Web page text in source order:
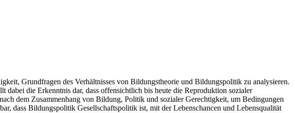
Grundfragen des Verhältnisses von Bildungstheorie und Bildungspolitik zu analysieren.
dabei die Erkenntnis dar, dass offensichtlich bis heute die Reproduktion sozialer
dem Zusammenhang von Bildung, Politik und sozialer Gerechtigkeit, um Bedingungen
dass Bildungspolitik Gesellschaftspolitik ist, mit der Lebenschancen und Lebensqualität